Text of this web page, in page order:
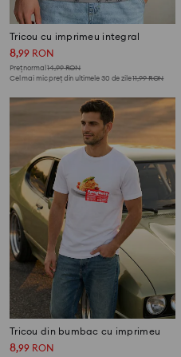
Tricou cu imprimeu integral
8,99 RON
Preț normal14,99RON
Cel mai mic preț din ultimele 30 de zile11,99RON
Tricou din bumbac cu imprimeu
8,99 RON